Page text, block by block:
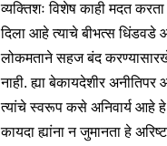
व्यक्तिशः विशेष काही मदत करता
दिला आहे त्याचे बीभत्स
लोकमताने सहज बंद करण्यासारखे
नाही. ह्या बेकायदेशीर अनीतिपर
त्यांचे स्वरूप कसे अनिवार्य आहे हे
कायदा ह्यांना न जुमानता हे